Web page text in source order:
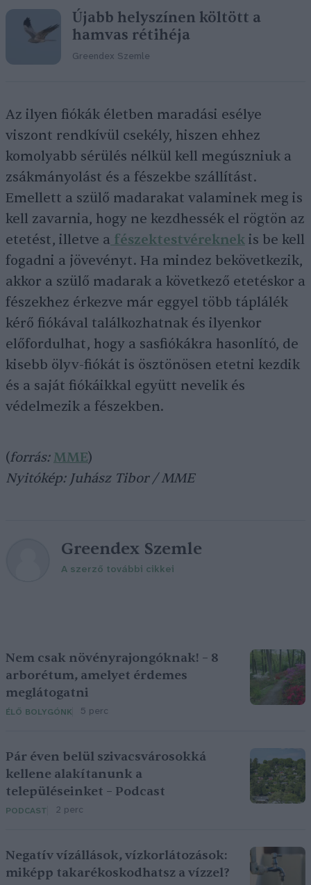
Újabb helyszínen költött a
hamvas rétihéja
Greendex Szemle
Az ilyen fiókák életben maradási esélye
viszont rendkívül csekély, hiszen ehhez
komolyabb sérülés nélkül kell megúszniuk a
zsákmányolást és a fészekbe szállítást.
Emellett a szülő madarakat valaminek meg is
kell zavarnia, hogy ne kezdhessék el rögtön az
etetést, illetve a fészektestvéreknek is be kell
fogadni a jövevényt. Ha mindez bekövetkezik,
akkor a szülő madarak a következő etetéskor a
fészekhez érkezve már eggyel több táplálék
kérő fiókával találkozhatnak és ilyenkor
előfordulhat, hogy a sasfiókákra hasonlító, de
kisebb ölyv-fiókát is ösztönösen etetni kezdik
és a saját fiókáikkal együtt nevelik és
védelmezik a fészekben.
(forrás: MME)
Nyitókép: Juhász Tibor / MME
Greendex Szemle
A szerző további cikkei
Nem csak növényrajongóknak! – 8
arborétum, amelyet érdemes
meglátogatni
ÉLŐ BOLYGÓNK 5 perc
Pár éven belül szivacsvárosokká
kellene alakítanunk a
településeinket – Podcast
PODCAST 2 perc
Negatív vízállások, vízkorlátozások:
miképp takarékoskodhatsz a vízzel?